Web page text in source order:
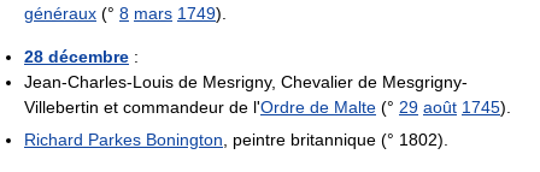
généraux (° 8 mars 1749).
28 décembre :
Jean-Charles-Louis de Mesrigny, Chevalier de Mesgrigny-
Villebertin et commandeur de l'Ordre de Malte (° 29 août 1745).
Richard Parkes Bonington, peintre britannique (° 1802).